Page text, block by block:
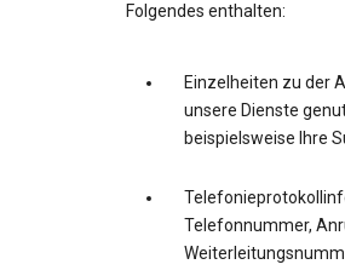
Folgendes enthalten:
Einzelheiten zu der
unsere Dienste
beispielsweise Ihre
Telefonnummer,